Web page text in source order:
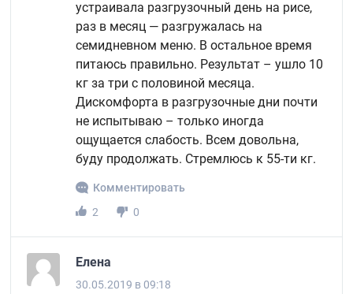
устраивала разгрузочный день на рисе,
раз в месяц — разгружалась на
семидневном меню. В остальное время
питаюсь правильно. Результат – ушло 10
кг за три с половиной месяца.
Дискомфорта в разгрузочные дни почти
не испытываю – только иногда
ощущается слабость. Всем довольна,
буду продолжать. Стремлюсь к 55-ти кг.
Комментировать
2
0
Елена
30.05.2019 в 09:18